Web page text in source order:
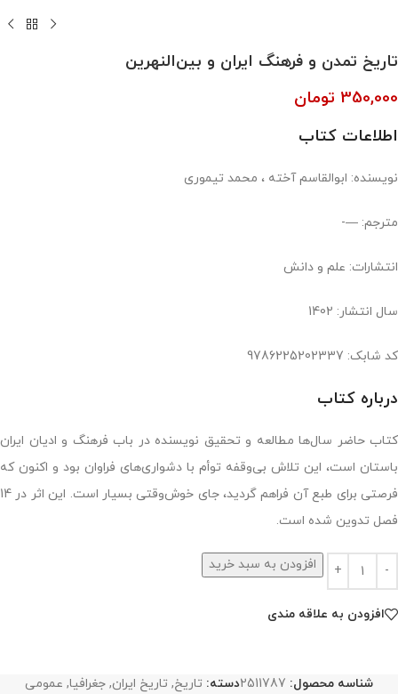
تاریخ تمدن و فرهنگ ایران و بین‌النهرین
350,000 تومان
اطلاعات کتاب
نویسنده: ابوالقاسم آخته ، محمد تیموری
مترجم: —-
انتشارات: علم و دانش
سال انتشار: 1402
کد شابک: 9786225202337
درباره کتاب
کتاب حاضر سال‌ها مطالعه و تحقیق نویسنده در باب فرهنگ و ادیان ایران
باستان است، این تلاش بی‌وقفه توأم با دشواری‌های فراوان بود و اکنون که
فرصتی برای طبع آن فراهم گردید، جای خوش‌وقتی بسیار است. این اثر در 14
فصل تدوین شده است.
افزودن به سبد خرید
افزودن به علاقه مندی
شناسه محصول: 2511787دسته: تاریخ, تاریخ ایران, جغرافیا, عمومی